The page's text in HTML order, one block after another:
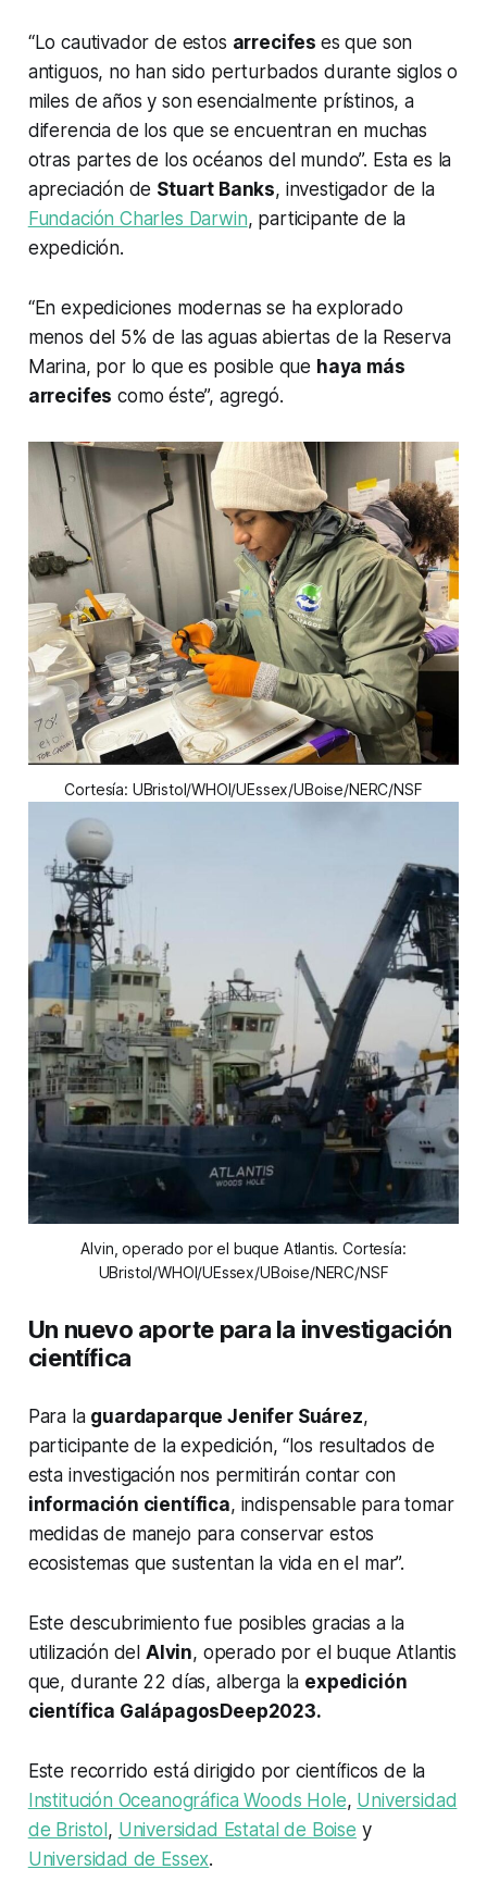
“Lo cautivador de estos arrecifes es que son
antiguos, no han sido perturbados durante siglos o
miles de años y son esencialmente prístinos, a
diferencia de los que se encuentran en muchas
otras partes de los océanos del mundo”. Esta es la
apreciación de Stuart Banks, investigador de la
Fundación Charles Darwin, participante de la
expedición.
“En expediciones modernas se ha explorado
menos del 5% de las aguas abiertas de la Reserva
Marina, por lo que es posible que haya más
arrecifes como éste”, agregó.
Cortesía: UBristol/WHOI/UEssex/UBoise/NERC/NSF
Alvin, operado por el buque Atlantis. Cortesía:
UBristol/WHOI/UEssex/UBoise/NERC/NSF
Un nuevo aporte para la investigación
científica
Para la guardaparque Jenifer Suárez,
participante de la expedición, “los resultados de
esta investigación nos permitirán contar con
información científica, indispensable para tomar
medidas de manejo para conservar estos
ecosistemas que sustentan la vida en el mar”.
Este descubrimiento fue posibles gracias a la
utilización del Alvin, operado por el buque Atlantis
que, durante 22 días, alberga la expedición
científica GalápagosDeep2023.
Este recorrido está dirigido por científicos de la
Institución Oceanográfica Woods Hole, Universidad
de Bristol , Universidad Estatal de Boise y
Universidad de Essex.